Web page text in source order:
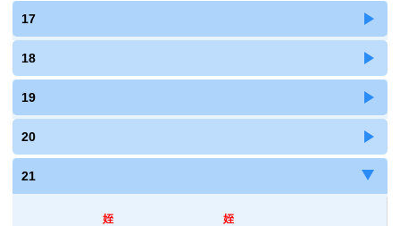
17
18
19
20
21
姪
姪